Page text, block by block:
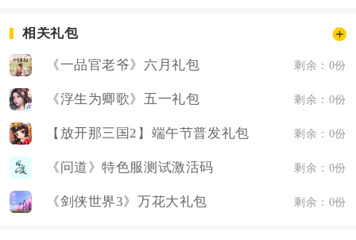
相关礼包
《一品官老爷》六月礼包 剩余：0份
《浮生为卿歌》五一礼包 剩余：0份
【放开那三国2】端午节普发礼包 剩余：0份
《问道》特色服测试激活码 剩余：0份
《剑侠世界3》万花大礼包 剩余：0份